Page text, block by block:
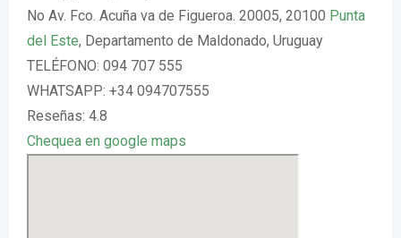
No Av. Fco. Acuña va de Figueroa. 20005, 20100 Punta
del Este, Departamento de Maldonado, Uruguay
TELÉFONO: 094 707 555
WHATSAPP: +34 094707555
Reseñas: 4.8
Chequea en google maps